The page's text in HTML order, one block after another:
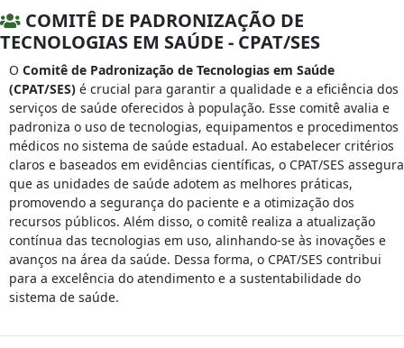
COMITÊ DE PADRONIZAÇÃO DE
TECNOLOGIAS EM SAÚDE - CPAT/SES
O Comitê de Padronização de Tecnologias em Saúde
(CPAT/SES) é crucial para garantir a qualidade e a eficiência dos
serviços de saúde oferecidos à população. Esse comitê avalia e
padroniza o uso de tecnologias, equipamentos e procedimentos
médicos no sistema de saúde estadual. Ao estabelecer critérios
claros e baseados em evidências científicas, o CPAT/SES assegura
que as unidades de saúde adotem as melhores práticas,
promovendo a segurança do paciente e a otimização dos
recursos públicos. Além disso, o comitê realiza a atualização
contínua das tecnologias em uso, alinhando-se às inovações e
avanços na área da saúde. Dessa forma, o CPAT/SES contribui
para a excelência do atendimento e a sustentabilidade do
sistema de saúde.